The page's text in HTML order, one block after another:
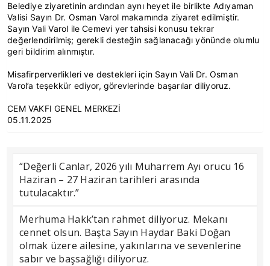
Belediye ziyaretinin ardından aynı heyet ile birlikte Adıyaman
Valisi Sayın Dr. Osman Varol makamında ziyaret edilmiştir.
Sayın Vali Varol ile Cemevi yer tahsisi konusu tekrar
değerlendirilmiş; gerekli desteğin sağlanacağı yönünde olumlu
geri bildirim alınmıştır.
Misafirperverlikleri ve destekleri için Sayın Vali Dr. Osman
Varol’a teşekkür ediyor, görevlerinde başarılar diliyoruz.
CEM VAKFI GENEL MERKEZİ
05.11.2025
“Değerli Canlar, 2026 yılı Muharrem Ayı orucu 16
Haziran – 27 Haziran tarihleri arasında
tutulacaktır.”
Merhuma Hakk’tan rahmet diliyoruz. Mekanı
cennet olsun. Başta Sayın Haydar Baki Doğan
olmak üzere ailesine, yakınlarına ve sevenlerine
sabır ve başsağlığı diliyoruz.